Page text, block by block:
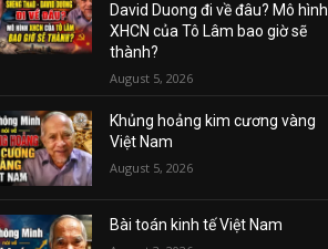
David Duong đi về đâu? Mô hình
XHCN của Tô Lâm bao giờ sẽ
thành?
August 5, 2026
Khủng hoảng kim cương vàng
Việt Nam
August 5, 2026
Bài toán kinh tế Việt Nam